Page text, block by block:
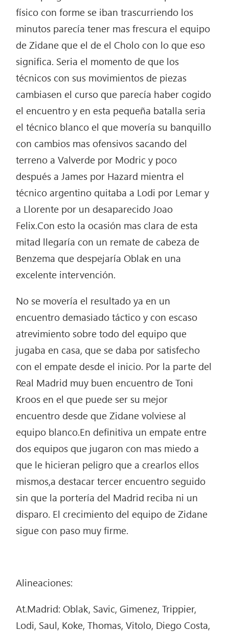
físico con forme se iban trascurriendo los
minutos parecía tener mas frescura el equipo
de Zidane que el de el Cholo con lo que eso
significa. Seria el momento de que los
técnicos con sus movimientos de piezas
cambiasen el curso que parecía haber cogido
el encuentro y en esta pequeña batalla seria
el técnico blanco el que movería su banquillo
con cambios mas ofensivos sacando del
terreno a Valverde por Modric y poco
después a James por Hazard mientra el
técnico argentino quitaba a Lodi por Lemar y
a Llorente por un desaparecido Joao
Felix.Con esto la ocasión mas clara de esta
mitad llegaría con un remate de cabeza de
Benzema que despejaría Oblak en una
excelente intervención.
No se movería el resultado ya en un
encuentro demasiado táctico y con escaso
atrevimiento sobre todo del equipo que
jugaba en casa, que se daba por satisfecho
con el empate desde el inicio. Por la parte del
Real Madrid muy buen encuentro de Toni
Kroos en el que puede ser su mejor
encuentro desde que Zidane volviese al
equipo blanco.En definitiva un empate entre
dos equipos que jugaron con mas miedo a
que le hicieran peligro que a crearlos ellos
mismos,a destacar tercer encuentro seguido
sin que la portería del Madrid reciba ni un
disparo. El crecimiento del equipo de Zidane
sigue con paso muy firme.
Alineaciones:
At.Madrid: Oblak, Savic, Gimenez, Trippier,
Lodi, Saul, Koke, Thomas, Vitolo, Diego Costa,